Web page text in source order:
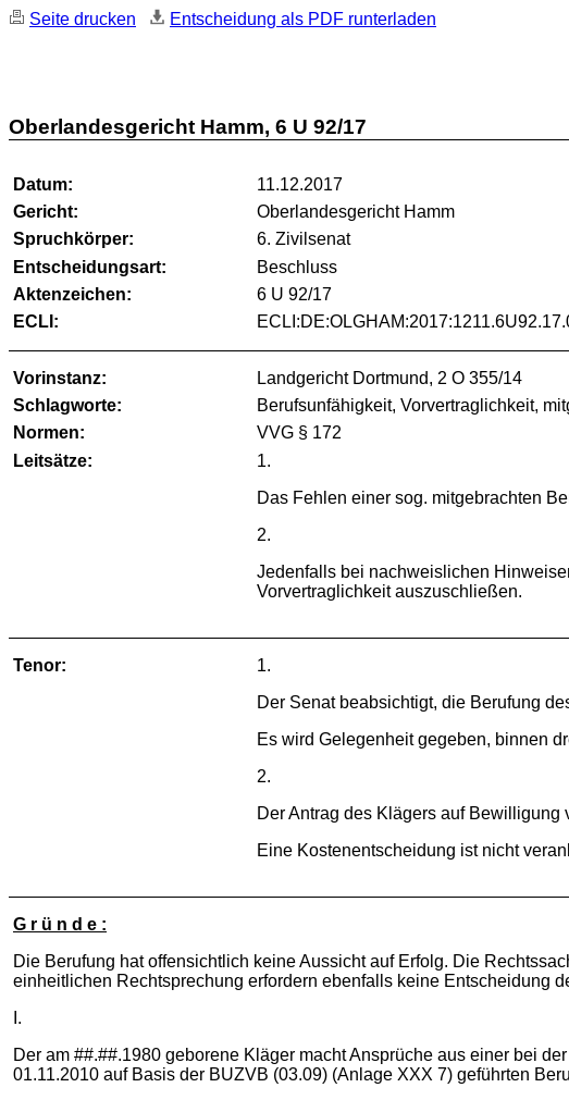
Seite drucken Entscheidung als PDF runterladen
Oberlandesgericht Hamm, 6 U 92/17
Datum:
11.12.2017
Gericht:
Oberlandesgericht Hamm
Spruchkörper:
6. Zivilsenat
Entscheidungsart:
Beschluss
Aktenzeichen:
6 U 92/17
ECLI:
Vorinstanz:
Landgericht Dortmund, 2 O 355/14
Schlagworte:
Berufsunfähigkeit, Vorvertraglichkeit,
Normen:
VVG § 172
Leitsätze:
1.
Das Fehlen einer sog. mitgebrachten
2.
Jedenfalls bei nachweislichen
Vorvertraglichkeit auszuschließen.
Tenor:
1.
Der Senat beabsichtigt, die Berufung
Es wird Gelegenheit gegeben, binnen
2.
Der Antrag des Klägers auf
Eine Kostenentscheidung ist nicht
G r ü n d e :
Die Berufung hat offensichtlich keine Aussicht auf Erfolg. Die
einheitlichen Rechtsprechung erfordern ebenfalls keine Entscheidung
I.
Der am ##.##.1980 geborene Kläger macht Ansprüche aus einer bei
01.11.2010 auf Basis der BUZVB (03.09) (Anlage XXX 7) geführten